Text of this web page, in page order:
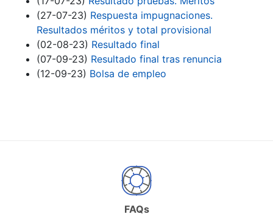
(27-07-23) Respuesta impugnaciones.
Resultados méritos y total provisional
(02-08-23) Resultado final
(07-09-23) Resultado final tras renuncia
(12-09-23) Bolsa de empleo
FAQs